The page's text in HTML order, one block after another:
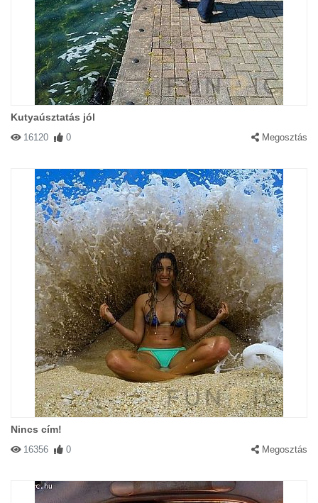
Kutyaúsztatás jól
16120 0 Megosztás
Nincs cím!
16356 0 Megosztás